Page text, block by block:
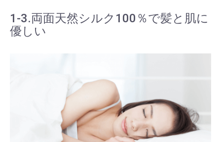
1-3.両面天然シルク100％で髪と肌に
優しい